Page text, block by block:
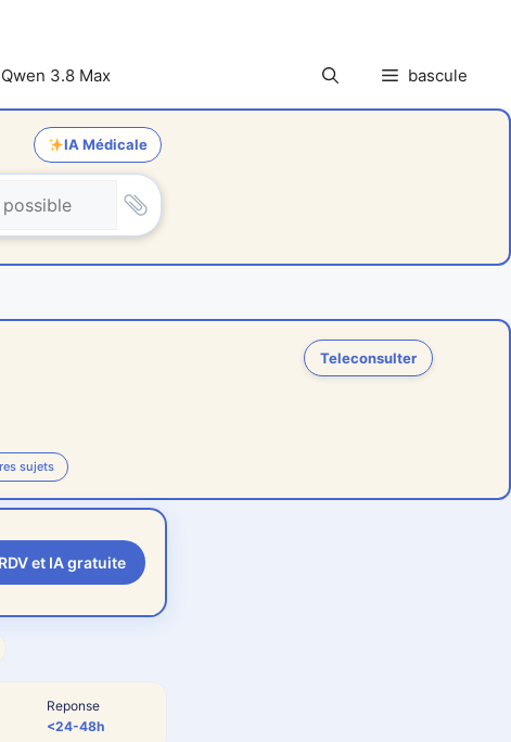
Qwen 3.8 Max bascule
IA Médicale
Teleconsulter
sujets
RDV et IA gratuite
Reponse
<24-48h